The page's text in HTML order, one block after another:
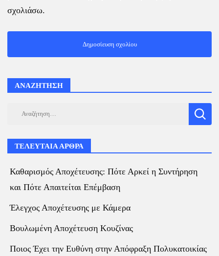
σχολιάσω.
ΑΝΑΖΗΤΗΣΗ
ΤΕΛΕΥΤΑΙΑ ΑΡΘΡΑ
Καθαρισμός Αποχέτευσης: Πότε Αρκεί η Συντήρηση
και Πότε Απαιτείται Επέμβαση
Έλεγχος Αποχέτευσης με Κάμερα
Βουλωμένη Αποχέτευση Κουζίνας
Ποιος Έχει την Ευθύνη στην Απόφραξη Πολυκατοικίας